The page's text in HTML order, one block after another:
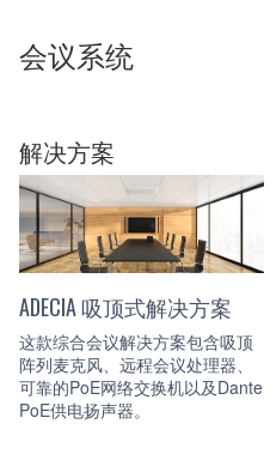
会议系统
解决方案
ADECIA 吸顶式解决方案
这款综合会议解决方案包含吸顶
阵列麦克风、远程会议处理器、
可靠的PoE网络交换机以及Dante
PoE供电扬声器。